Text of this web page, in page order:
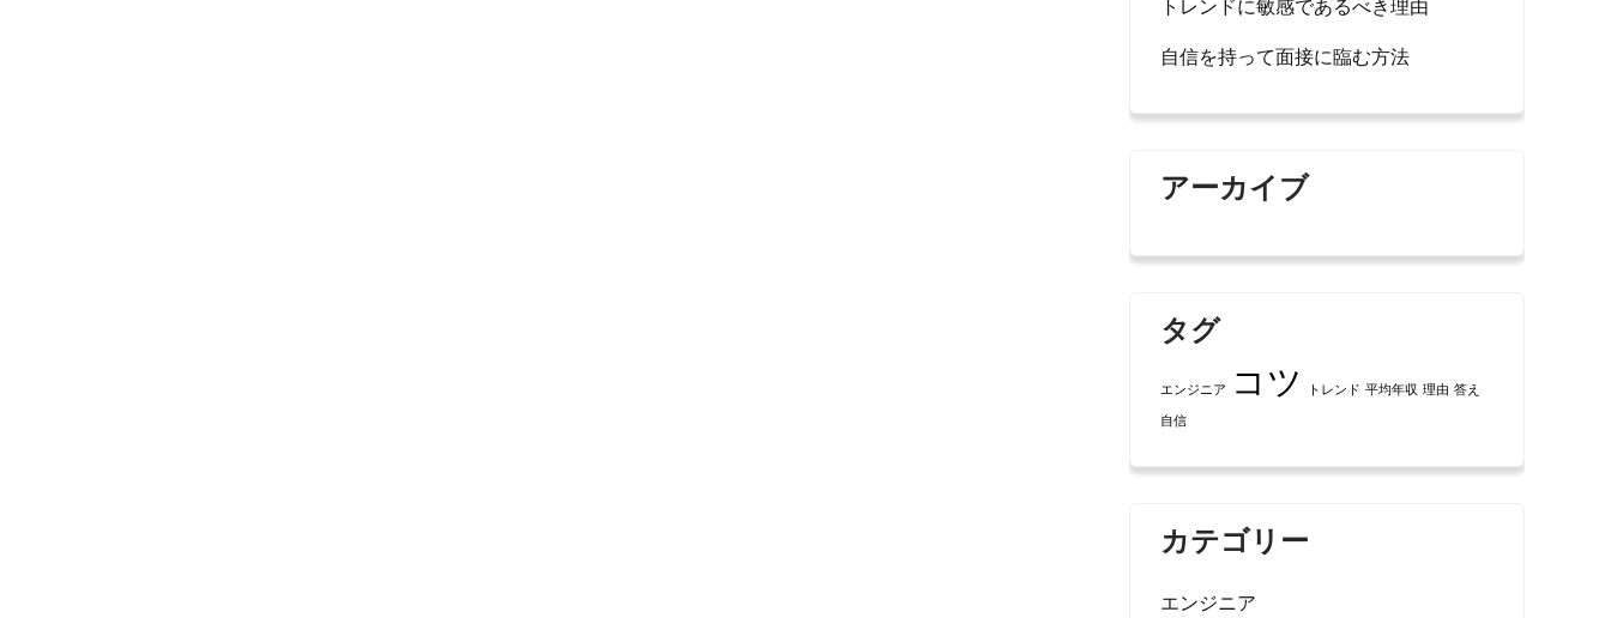
トレンドに敏感であるべき理由
自信を持って面接に臨む方法
アーカイブ
タグ
エンジニア コツ トレンド 平均年収 理由 答え
自信
カテゴリー
エンジニア